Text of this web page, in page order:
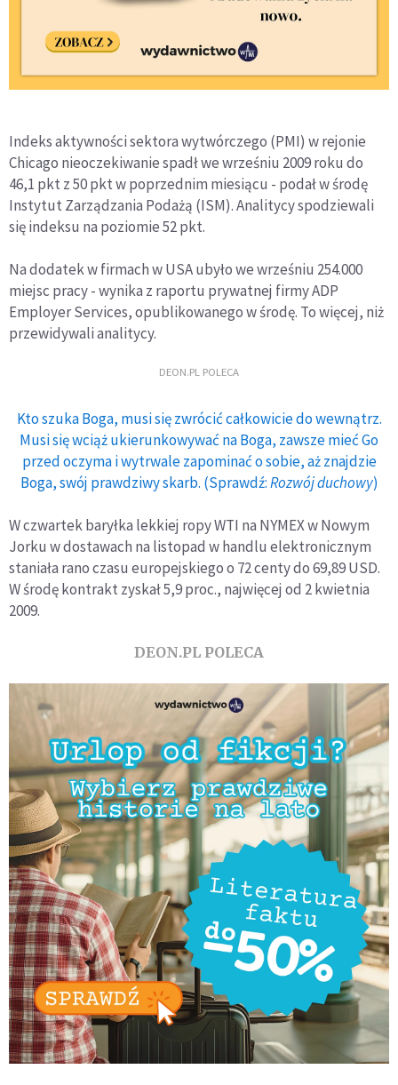
Indeks aktywności sektora wytwórczego (PMI) w rejonie
Chicago nieoczekiwanie spadł we wrześniu 2009 roku do
46,1 pkt z 50 pkt w poprzednim miesiącu - podał w środę
Instytut Zarządzania Podażą (ISM). Analitycy spodziewali
się indeksu na poziomie 52 pkt.
Na dodatek w firmach w USA ubyło we wrześniu 254.000
miejsc pracy - wynika z raportu prywatnej firmy ADP
Employer Services, opublikowanego w środę. To więcej, niż
przewidywali analitycy.
DEON.PL POLECA
Kto szuka Boga, musi się zwrócić całkowicie do wewnątrz.
Musi się wciąż ukierunkowywać na Boga, zawsze mieć Go
przed oczyma i wytrwale zapominać o sobie, aż znajdzie
Boga, swój prawdziwy skarb. (Sprawdź:Rozwój duchowy)
W czwartek baryłka lekkiej ropy WTI na NYMEX w Nowym
Jorku w dostawach na listopad w handlu elektronicznym
staniała rano czasu europejskiego o 72 centy do 69,89 USD.
W środę kontrakt zyskał 5,9 proc., najwięcej od 2 kwietnia
2009.
DEON.PL POLECA